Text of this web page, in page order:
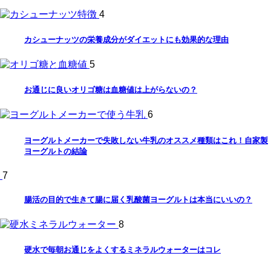
4
カシューナッツの栄養成分がダイエットにも効果的な理由
5
お通じに良いオリゴ糖は血糖値は上がらないの？
6
ヨーグルトメーカーで失敗しない牛乳のオススメ種類はこれ！自家製
ヨーグルトの結論
7
腸活の目的で生きて腸に届く乳酸菌ヨーグルトは本当にいいの？
8
硬水で毎朝お通じをよくするミネラルウォーターはコレ